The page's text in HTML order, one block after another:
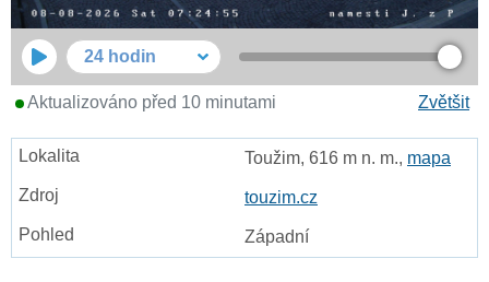
24 hodin
Zvětšit
Aktualizováno před 10 minutami
Toužim, 616 m n. m., mapa
touzim.cz
Západní